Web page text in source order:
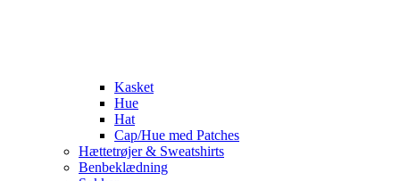
Kasket
Hue
Hat
Cap/Hue med Patches
Hættetrøjer & Sweatshirts
Benbeklædning